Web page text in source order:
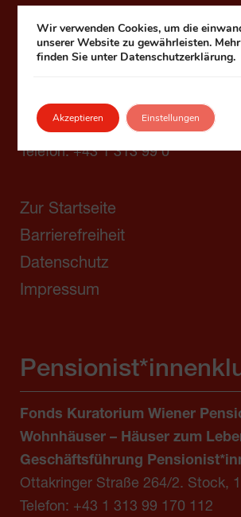
Häuser zum Leben
Wohnhäuser – Häuser zum Leben
1090 Wien, Seegasse 9
Telefon:+43 1 313 99 0
Zur Startseite
Barrierefreiheit
Datenschutz
Impressum
Fonds Kuratorium Wiener
Wohnhäuser – Häuser zum
Geschäftsführung
Ottakringer Straße 264/2. Stock,
Telefon: +43 1 313 99 170 112
Wir verwenden Cookies, um die
unserer Website zu gewährleisten.
finden Sie unter Datenschutzerklärung.
Akzeptieren Einstellungen